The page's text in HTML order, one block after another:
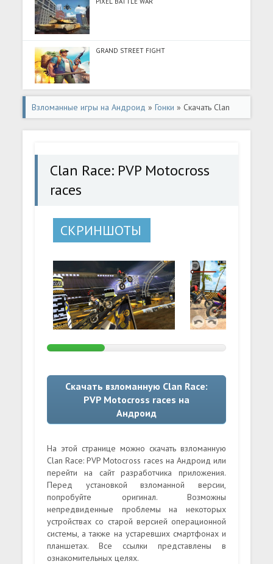
GRAND STREET FIGHT
Взломанные игры на Андроид »Гонки » Скачать Clan
Race: PVP Motocross races (Много монет) на Андроид
Clan Race: PVP Motocross
races
СКРИНШОТЫ
Скачать взломанную Clan Race:
PVP Motocross races на
Андроид
На этой странице можно скачать взломанную
Clan Race: PVP Motocross races на Андроид или
перейти на сайт разработчика приложения.
Перед установкой взломанной версии,
попробуйте оригинал. Возможны
непредвиденные проблемы на некоторых
устройствах со старой версией операционной
системы, а также на устаревших смартфонах и
планшетах. Все ссылки представлены в
ознакомительных целях.